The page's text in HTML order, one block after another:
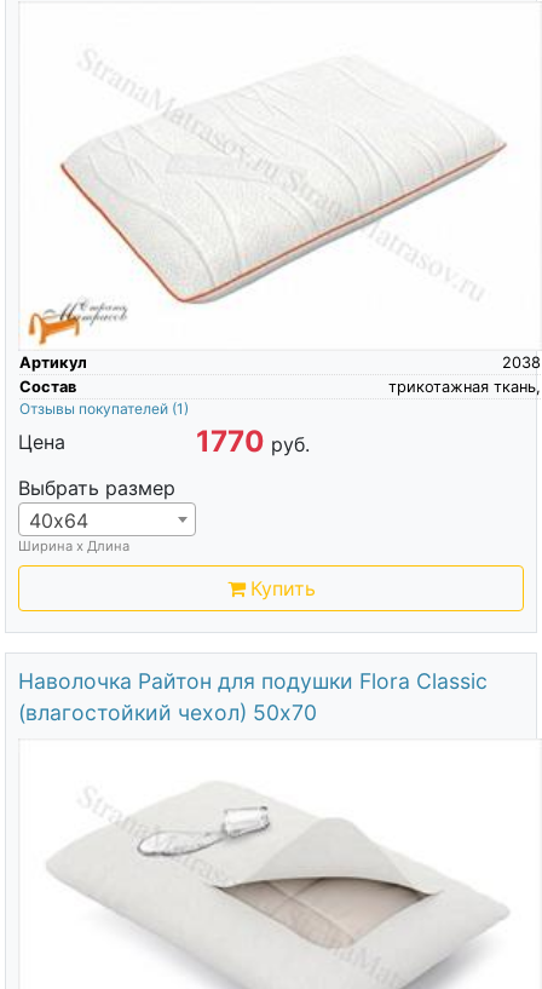
Артикул
2038
Состав
трикотажная ткань,
Отзывы покупателей (1)
Цена 1770 руб.
Выбрать размер
40х64
Ширина х Длина
Купить
Наволочка Райтон для подушки Flora Classic
(влагостойкий чехол) 50х70